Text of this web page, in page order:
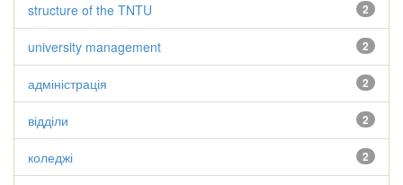
2
structure of the TNTU
2
university management
2
адміністрація
2
відділи
2
коледжі